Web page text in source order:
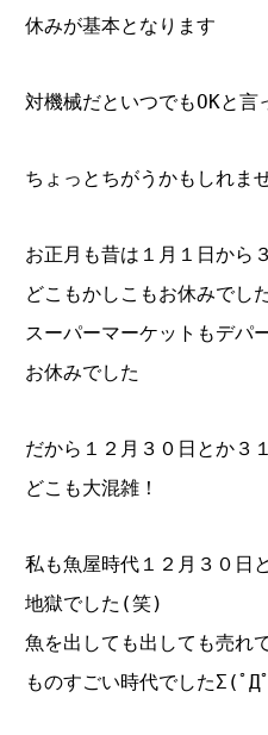
休みが基本となります
対機械だといつでもOKと言
ちょっとちがうかもしれま
お正月も昔は１月１日から
どこもかしこもお休みでし
スーパーマーケットもデパ
お休みでした
だから１２月３０日とか３
どこも大混雑！
私も魚屋時代１２月３０日
地獄でした(笑)
魚を出しても出しても売れ
ものすごい時代でしたΣ(ﾟД